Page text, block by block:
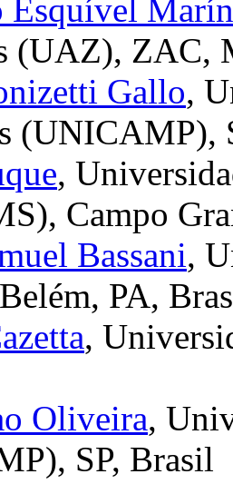
Esquível Marín
(UAZ), ZAC,
Gallo,
(UNICAMP),
,
Campo
Bassani,
PA,
,
Oliveira,
SP, Brasil